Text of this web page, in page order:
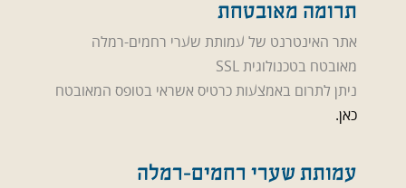
תרומה מאובטחת
אתר האינטרנט של עמותת שערי רחמים-רמלה
מאובטח בטכנולוגית SSL
ניתן לתרום באמצעות כרטיס אשראי בטופס המאובטח
כאן.
עמותת שערי רחמים-רמלה